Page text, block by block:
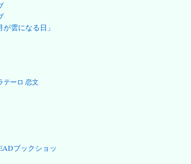
雲になる日」
テーロ 恋文
ブックショッ